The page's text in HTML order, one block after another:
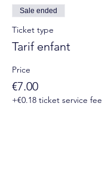
Sale ended
Ticket type
Tarif enfant
Price
€7.00
+€0.18 ticket service fee